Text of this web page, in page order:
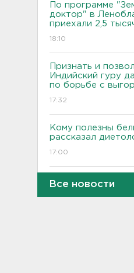
По программе
доктор" в
приехали 2,5
18:10
Признать и
Индийский гуру
по борьбе с
17:32
Кому полезны
рассказал
17:00
От шести до 25 с
погода в
воскресенье
Все новости